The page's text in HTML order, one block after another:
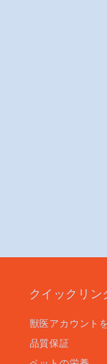
クイックリン
獣医アカウント
品質保証